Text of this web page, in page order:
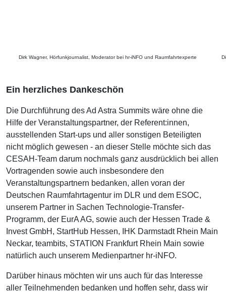
Dirk Wagner, Hörfunkjournalist, Moderator bei hr-iNFO und Raumfahrtexperte
Ein herzliches Dankeschön
Die Durchführung des Ad Astra Summits wäre ohne die
Hilfe der Veranstaltungspartner, der Referent:innen,
ausstellenden Start-ups und aller sonstigen Beteiligten
nicht möglich gewesen - an dieser Stelle möchte sich das
CESAH-Team darum nochmals ganz ausdrücklich bei allen
Vortragenden sowie auch insbesondere den
Veranstaltungspartnern bedanken, allen voran der
Deutschen Raumfahrtagentur im DLR und dem ESOC,
unserem Partner in Sachen Technologie-Transfer-
Programm, der EurA AG, sowie auch der Hessen Trade &
Invest GmbH, StartHub Hessen, IHK Darmstadt Rhein Main
Neckar, teambits, STATION Frankfurt Rhein Main sowie
natürlich auch unserem Medienpartner hr-iNFO.
Darüber hinaus möchten wir uns auch für das Interesse
aller Teilnehmenden bedanken und hoffen sehr, dass wir